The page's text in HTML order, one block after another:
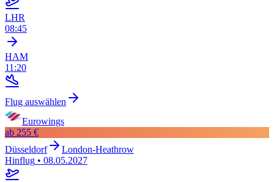
LHR
08:45
HAM
11:20
Flug auswählen
Eurowings
ab 255 €
Düsseldorf
London-Heathrow
Hinflug • 08.05.2027